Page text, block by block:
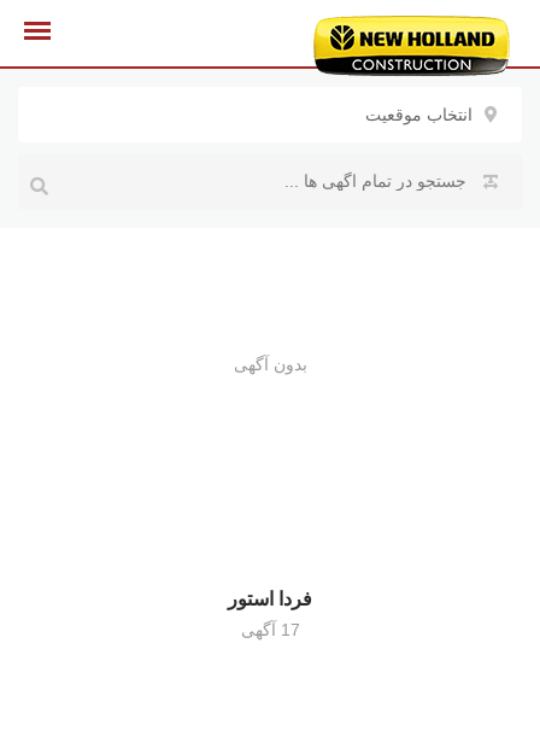
پرش
انتخاب موقعیت
بدون آگهی
فردا استور
17 آگهی